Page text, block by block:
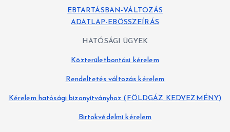
EBTARTÁSBAN-VÁLTOZÁS
ADATLAP-EBÖSSZEÍRÁS
HATÓSÁGI ÜGYEK
Közterületbontási kérelem
Rendeltetés változás kérelem
Kérelem hatósági bizonyítványhoz (FÖLDGÁZ KEDVEZMÉNY)
Birtokvédelmi kérelem